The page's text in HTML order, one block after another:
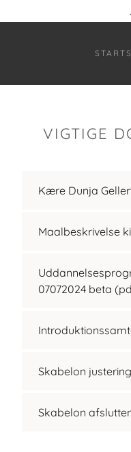
VIGTIGE
Kære Dunja
Maalbeskrivelse
07072024 beta
Skabelon
Skabelon